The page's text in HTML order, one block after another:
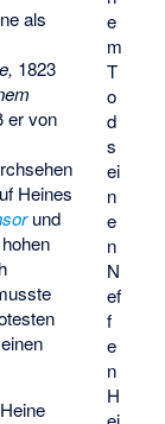
e
m
T
o
d
s
ei
n
e
n
N
ef
f
e
n
H
als
1823
er von
Heines
und